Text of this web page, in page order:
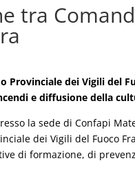
tra
Provinciale dei Vigili del
e diffusione della
la sede di Confapi
dei Vigili del Fuoco
di formazione, di